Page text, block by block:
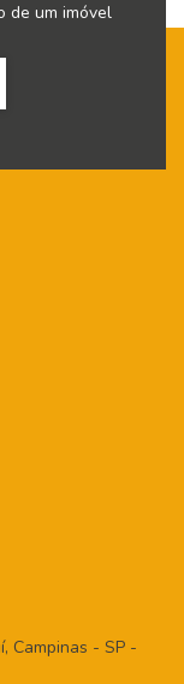
de um imóvel
Campinas - SP -